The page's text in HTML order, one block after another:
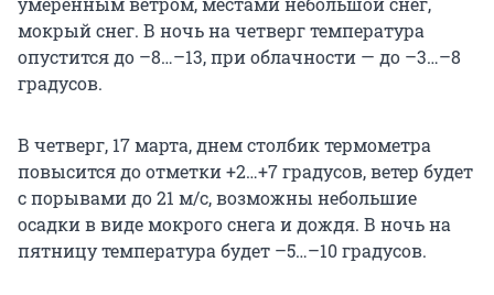
мокрый снег. В ночь на четверг температура
опустится до –8…–13, при облачности — до –3…–8
градусов.
В четверг, 17 марта, днем столбик термометра
повысится до отметки +2…+7 градусов, ветер будет
с порывами до 21 м/с, возможны небольшие
осадки в виде мокрого снега и дождя. В ночь на
пятницу температура будет –5…–10 градусов.